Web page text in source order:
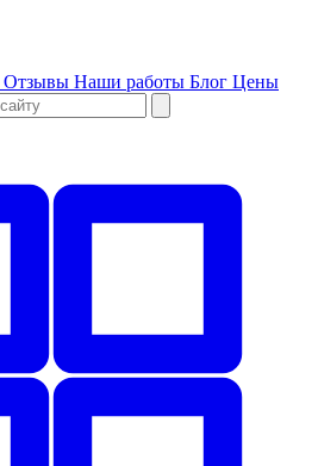
Отзывы Наши работы Блог Цены